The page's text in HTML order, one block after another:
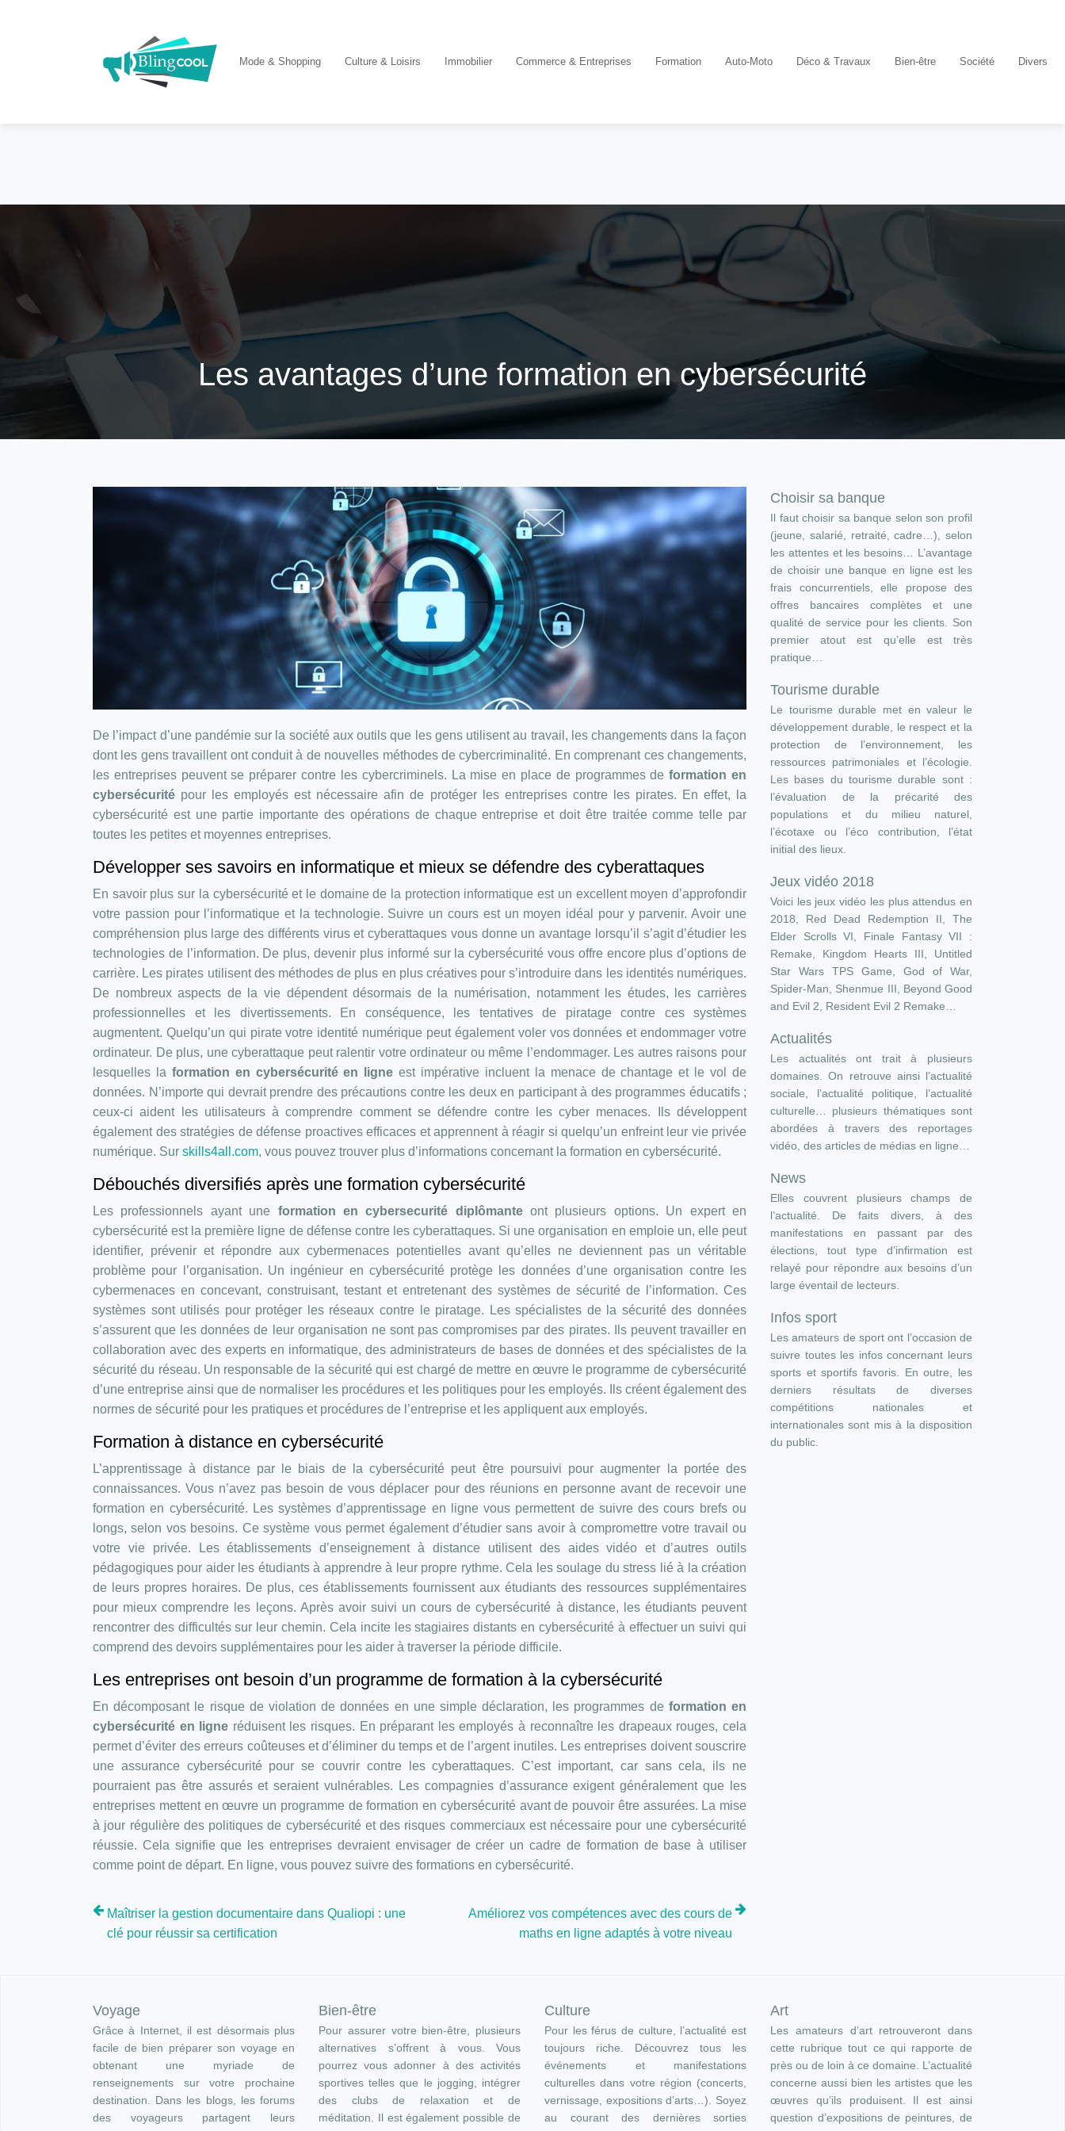
Mode & Shopping Culture & Loisirs Immobilier Commerce & Entreprises Formation Auto-Moto Déco & Travaux Bien-être Société Divers
Les avantages d’une formation en cybersécurité
De l’impact d’une pandémie sur la société aux outils que les gens utilisent au travail, les changements dans la façon
dont les gens travaillent ont conduit à de nouvelles méthodes de cybercriminalité. En comprenant ces changements,
les entreprises peuvent se préparer contre les cybercriminels. La mise en place de programmes deformation en
cybersécurité pour les employés est nécessaire afin de protéger les entreprises contre les pirates. En effet, la
cybersécurité est une partie importante des opérations de chaque entreprise et doit être traitée comme telle par
toutes les petites et moyennes entreprises.
Développer ses savoirs en informatique et mieux se défendre des cyberattaques
En savoir plus sur la cybersécurité et le domaine de la protection informatique est un excellent moyen d’approfondir
votre passion pour l’informatique et la technologie. Suivre un cours est un moyen idéal pour y parvenir. Avoir une
compréhension plus large des différents virus et cyberattaques vous donne un avantage lorsqu’il s’agit d’étudier les
technologies de l’information. De plus, devenir plus informé sur la cybersécurité vous offre encore plus d’options de
carrière. Les pirates utilisent des méthodes de plus en plus créatives pour s’introduire dans les identités numériques.
De nombreux aspects de la vie dépendent désormais de la numérisation, notamment les études, les carrières
professionnelles et les divertissements. En conséquence, les tentatives de piratage contre ces systèmes
augmentent. Quelqu’un qui pirate votre identité numérique peut également voler vos données et endommager votre
ordinateur. De plus, une cyberattaque peut ralentir votre ordinateur ou même l’endommager. Les autres raisons pour
lesquelles la formation en cybersécurité en ligne est impérative incluent la menace de chantage et le vol de
données. N’importe qui devrait prendre des précautions contre les deux en participant à des programmes éducatifs ;
ceux-ci aident les utilisateurs à comprendre comment se défendre contre les cyber menaces. Ils développent
également des stratégies de défense proactives efficaces et apprennent à réagir si quelqu’un enfreint leur vie privée
numérique. Sur skills4all.com, vous pouvez trouver plus d’informations concernant la formation en cybersécurité.
Débouchés diversifiés après une formation cybersécurité
Les professionnels ayant une formation en cybersecurité diplômanteont plusieurs options. Un expert en
cybersécurité est la première ligne de défense contre les cyberattaques. Si une organisation en emploie un, elle peut
identifier, prévenir et répondre aux cybermenaces potentielles avant qu’elles ne deviennent pas un véritable
problème pour l’organisation. Un ingénieur en cybersécurité protège les données d’une organisation contre les
cybermenaces en concevant, construisant, testant et entretenant des systèmes de sécurité de l’information. Ces
systèmes sont utilisés pour protéger les réseaux contre le piratage. Les spécialistes de la sécurité des données
s’assurent que les données de leur organisation ne sont pas compromises par des pirates. Ils peuvent travailler en
collaboration avec des experts en informatique, des administrateurs de bases de données et des spécialistes de la
sécurité du réseau. Un responsable de la sécurité qui est chargé de mettre en œuvre le programme de cybersécurité
d’une entreprise ainsi que de normaliser les procédures et les politiques pour les employés. Ils créent également des
normes de sécurité pour les pratiques et procédures de l’entreprise et les appliquent aux employés.
Formation à distance en cybersécurité
L’apprentissage à distance par le biais de la cybersécurité peut être poursuivi pour augmenter la portée des
connaissances. Vous n’avez pas besoin de vous déplacer pour des réunions en personne avant de recevoir une
formation en cybersécurité. Les systèmes d’apprentissage en ligne vous permettent de suivre des cours brefs ou
longs, selon vos besoins. Ce système vous permet également d’étudier sans avoir à compromettre votre travail ou
votre vie privée. Les établissements d’enseignement à distance utilisent des aides vidéo et d’autres outils
pédagogiques pour aider les étudiants à apprendre à leur propre rythme. Cela les soulage du stress lié à la création
de leurs propres horaires. De plus, ces établissements fournissent aux étudiants des ressources supplémentaires
pour mieux comprendre les leçons. Après avoir suivi un cours de cybersécurité à distance, les étudiants peuvent
rencontrer des difficultés sur leur chemin. Cela incite les stagiaires distants en cybersécurité à effectuer un suivi qui
comprend des devoirs supplémentaires pour les aider à traverser la période difficile.
Les entreprises ont besoin d’un programme de formation à la cybersécurité
En décomposant le risque de violation de données en une simple déclaration, les programmes de formation en
cybersécurité en ligne réduisent les risques. En préparant les employés à reconnaître les drapeaux rouges, cela
permet d’éviter des erreurs coûteuses et d’éliminer du temps et de l’argent inutiles. Les entreprises doivent souscrire
une assurance cybersécurité pour se couvrir contre les cyberattaques. C’est important, car sans cela, ils ne
pourraient pas être assurés et seraient vulnérables. Les compagnies d’assurance exigent généralement que les
entreprises mettent en œuvre un programme de formation en cybersécurité avant de pouvoir être assurées. La mise
à jour régulière des politiques de cybersécurité et des risques commerciaux est nécessaire pour une cybersécurité
réussie. Cela signifie que les entreprises devraient envisager de créer un cadre de formation de base à utiliser
comme point de départ. En ligne, vous pouvez suivre des formations en cybersécurité.
Maîtriser la gestion documentaire dans Qualiopi : une
clé pour réussir sa certification
Améliorez vos compétences avec des cours de
maths en ligne adaptés à votre niveau
Choisir sa banque
Il faut choisir sa banque selon son profil
(jeune, salarié, retraité, cadre…), selon
les attentes et les besoins… L’avantage
de choisir une banque en ligne est les
frais concurrentiels, elle propose des
offres bancaires complètes et une
qualité de service pour les clients. Son
premier atout est qu’elle est très
pratique…
Tourisme durable
Le tourisme durable met en valeur le
développement durable, le respect et la
protection de l’environnement, les
ressources patrimoniales et l’écologie.
Les bases du tourisme durable sont :
l’évaluation de la précarité des
populations et du milieu naturel,
l’écotaxe ou l’éco contribution, l’état
initial des lieux.
Jeux vidéo 2018
Voici les jeux vidéo les plus attendus en
2018, Red Dead Redemption II, The
Elder Scrolls VI, Finale Fantasy VII :
Remake, Kingdom Hearts III, Untitled
Star Wars TPS Game, God of War,
Spider-Man, Shenmue III, Beyond Good
and Evil 2, Resident Evil 2 Remake…
Actualités
Les actualités ont trait à plusieurs
domaines. On retrouve ainsi l’actualité
sociale, l’actualité politique, l’actualité
culturelle… plusieurs thématiques sont
abordées à travers des reportages
vidéo, des articles de médias en ligne…
News
Elles couvrent plusieurs champs de
l’actualité. De faits divers, à des
manifestations en passant par des
élections, tout type d’infirmation est
relayé pour répondre aux besoins d’un
large éventail de lecteurs.
Infos sport
Les amateurs de sport ont l’occasion de
suivre toutes les infos concernant leurs
sports et sportifs favoris. En outre, les
derniers résultats de diverses
compétitions nationales et
internationales sont mis à la disposition
du public.
Voyage
Grâce à Internet, il est désormais plus
facile de bien préparer son voyage en
obtenant une myriade de
renseignements sur votre prochaine
destination. Dans les blogs, les forums
des voyageurs partagent leurs
Bien-être
Pour assurer votre bien-être, plusieurs
alternatives s’offrent à vous. Vous
pourrez vous adonner à des activités
sportives telles que le jogging, intégrer
des clubs de relaxation et de
méditation. Il est également possible de
Culture
Pour les férus de culture, l’actualité est
toujours riche. Découvrez tous les
événements et manifestations
culturelles dans votre région (concerts,
vernissage, expositions d’arts…). Soyez
au courant des dernières sorties
Art
Les amateurs d’art retrouveront dans
cette rubrique tout ce qui rapporte de
près ou de loin à ce domaine. L’actualité
concerne aussi bien les artistes que les
œuvres qu’ils produisent. Il est ainsi
question d’expositions de peintures, de